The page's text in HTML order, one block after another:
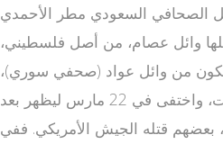
بث مباشر ن بنسب متفاوتة تتراوح ما بين اثنان إلى أربعة في المئة ولبنان وتونس بنسبة واحد في المئة [14] و يشغل الصحافي السعودي مطر الأحمدي
وائل عصام، من أصل فلسطيني،
لاحقا. ودخل فريق العربية المكون من وائل عواد (صحفي سوري)،
طلال المصري (مصور لبناني) وعلي صافا (مهندس لبناني)[16] إلى العراق مع القوات البريطانية وذلك من الحدود المشتركة مع الكو قناة العربية مباشر بث حي يت، واختفى في 22 مارس ليظهر بعد
وقعوا ضحايا لأعمال العنف، بعضهم قتله الجيش الأمريكي. ففي